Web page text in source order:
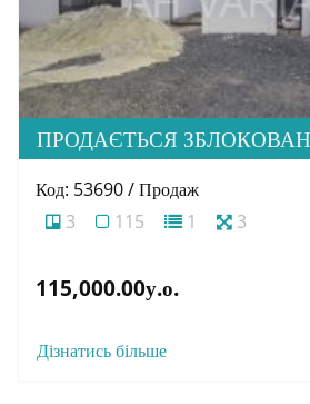
Код: 53690 / Продаж
3
115 1 3
115,000.00у.о.
Дізнатись більше